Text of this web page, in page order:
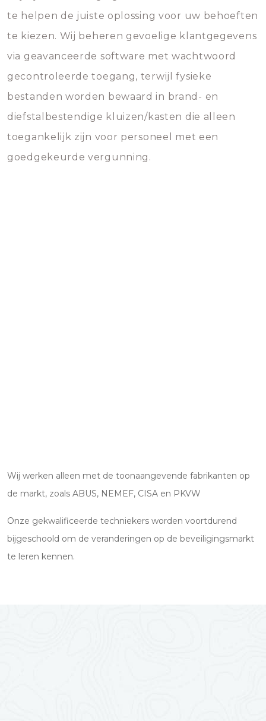
te helpen de juiste oplossing voor uw behoeften
te kiezen. Wij beheren gevoelige klantgegevens
via geavanceerde software met wachtwoord
gecontroleerde toegang, terwijl fysieke
bestanden worden bewaard in brand- en
diefstalbestendige kluizen/kasten die alleen
toegankelijk zijn voor personeel met een
goedgekeurde vergunning.
Wij werken alleen met de toonaangevende fabrikanten op
de markt, zoals ABUS, NEMEF, CISA en PKVW
Onze gekwalificeerde techniekers worden voortdurend
bijgeschoold om de veranderingen op de beveiligingsmarkt
te leren kennen.